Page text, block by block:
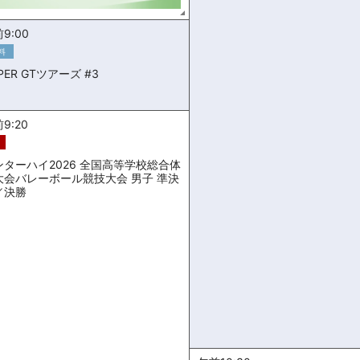
9:00
GTツアーズ #3
9:20
ターハイ2026 全国高等学校総合体
会バレーボール競技大会 男子 準決
決勝